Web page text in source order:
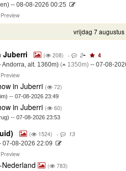
-- 08-08-2026 00:25
Preview
vrijdag 7 augustus
Juberri ( 208) ‐ 2‐ 4
alt. 1360m) ( 1350m) -- 07-08-
Preview
in Juberri ( 72)
-- 07-08-2026 23:49
in Juberri ( 60)
-- 07-08-2026 23:53
( 1524) ‐ 13
07-08-2026 22:09
Preview
( 783)